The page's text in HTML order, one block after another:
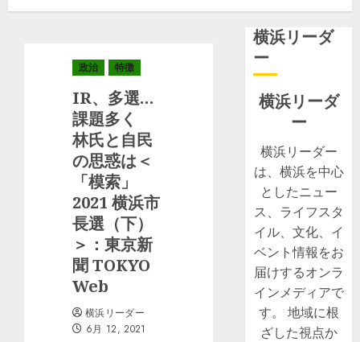
ー
政治 特徴
IR、多選…
課題多く
林氏と自民
の思惑は＜
「模索」
2021 横浜市
長選（下）
＞：東京新
聞 TOKYO
Web
横浜リーダー
6月 12, 2021
横浜リーダ
ー
横浜リーダ
ー
横浜リーダー
は、横浜を中心
としたニュー
ス、ライフスタ
イル、文化、イ
ベント情報をお
届けするオンラ
インメディアで
す。 地域に根
ざした視点か